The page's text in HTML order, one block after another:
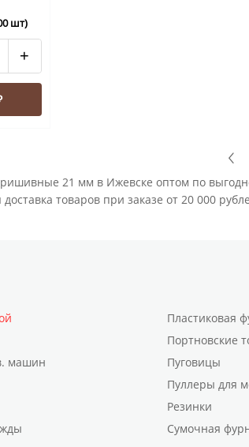
шт)
+
21 мм в Ижевске оптом по
товаров при заказе от 20 000
машин
Пластиковая
Портновские
Пуговицы
Пуллеры для
Резинки
Сумочная